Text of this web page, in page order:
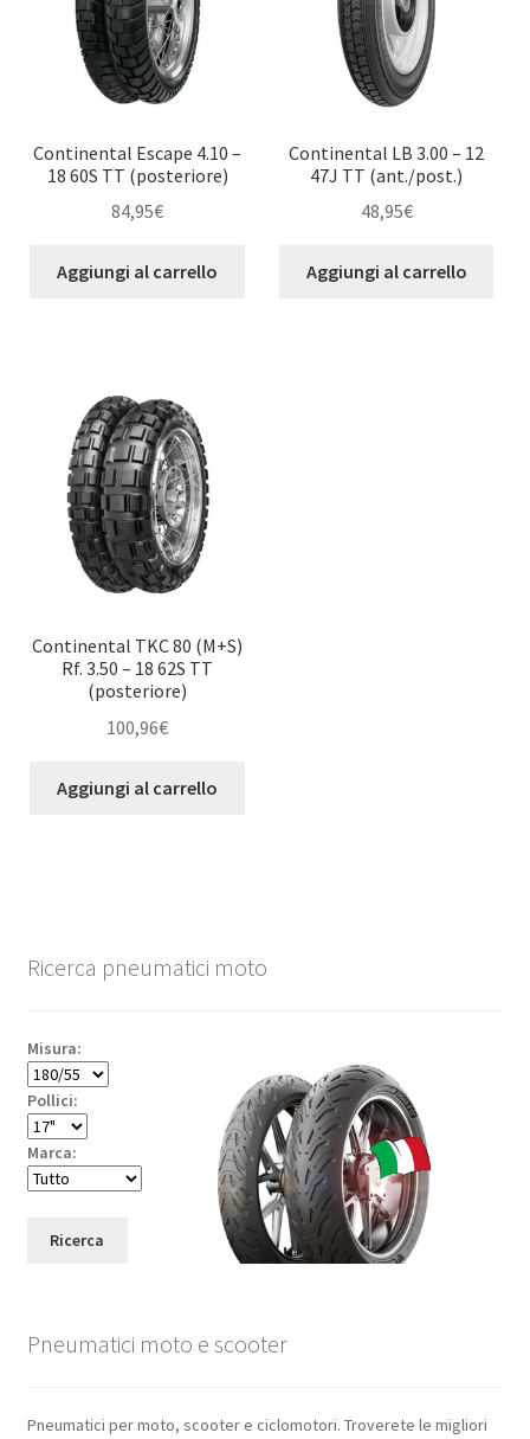
Continental Escape 4.10 –
18 60S TT (posteriore)
84,95€
Aggiungi al carrello
Continental LB 3.00 – 12
47J TT (ant./post.)
48,95€
Aggiungi al carrello
Continental TKC 80 (M+S)
Rf. 3.50 – 18 62S TT
(posteriore)
100,96€
Aggiungi al carrello
Ricerca pneumatici moto
Misura:
Pollici:
Marca:
Ricerca
Pneumatici moto e scooter
Pneumatici per moto, scooter e ciclomotori. Troverete le migliori